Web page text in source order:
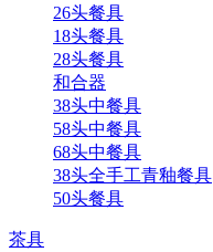
26头餐具
18头餐具
28头餐具
和合器
38头中餐具
58头中餐具
68头中餐具
38头全手工青釉餐具
50头餐具
茶具